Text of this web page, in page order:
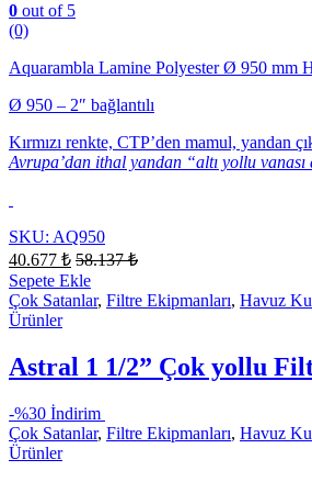
0 out of 5
(0)
Aquarambla Lamine Polyester Ø 950 mm
Ø 950 – 2″ bağlantılı
Kırmızı renkte, CTP’den mamul, yandan
Avrupa’dan ithal yandan “altı yollu vanası
SKU: AQ950
40.677 ₺ 58.137₺
Sepete Ekle
Çok Satanlar, Filtre Ekipmanları, Havuz
Ürünler
Astral 1 1/2” Çok yollu
-%30 İndirim
Çok Satanlar, Filtre Ekipmanları, Havuz
Ürünler